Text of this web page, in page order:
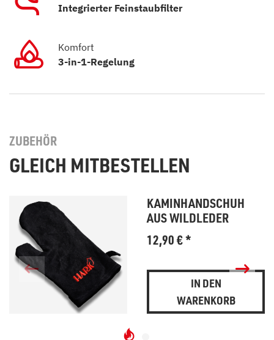
Integrierter Feinstaubfilter
Komfort
3-in-1-Regelung
ZUBEHÖR
GLEICH MITBESTELLEN
KAMINHANDSCHUH
AUS WILDLEDER
12,90€*
IN DEN
WARENKORB